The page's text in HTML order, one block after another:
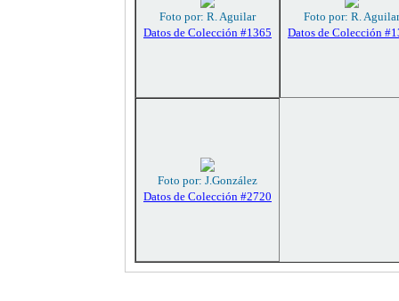
Foto por: R. Aguilar
Datos de Colección #1365
Foto por: R. Aguilar
Datos de Colección
Foto por: J.González
Datos de Colección #2720